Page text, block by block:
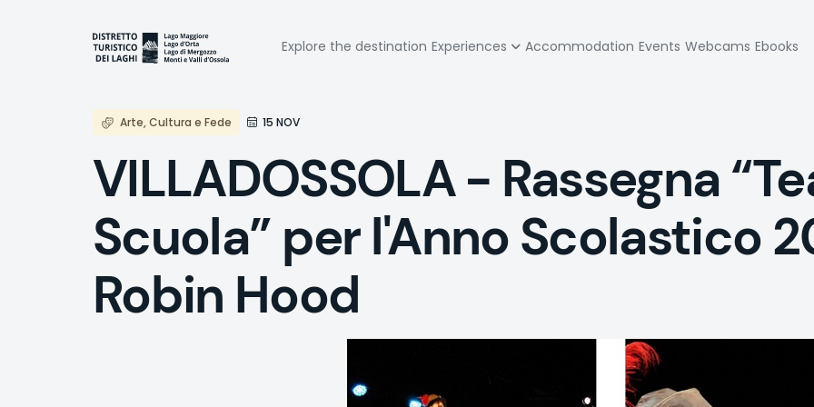
Navigazione
principale
Explore the destination Experiences Accommodation Events Webcams Ebooks
Arte, Cultura e Fede 15 NOV
VILLADOSSOLA - Rassegna
Scuola” per l'Anno Scolastico
Robin Hood